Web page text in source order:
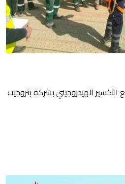
الهيدروجيني بشركة بتروجيت